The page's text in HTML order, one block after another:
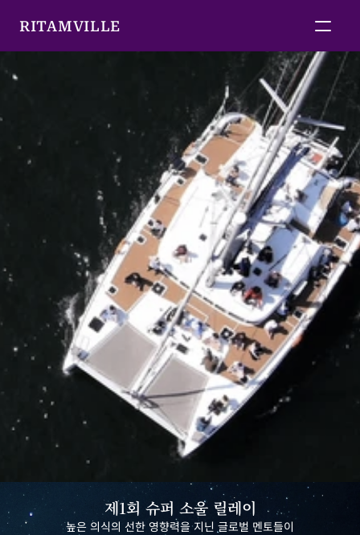
RITAMVILLE
제1회 슈퍼 소울 릴레이
높은 의식의 선한 영향력을 지닌 글로벌 멘토들이